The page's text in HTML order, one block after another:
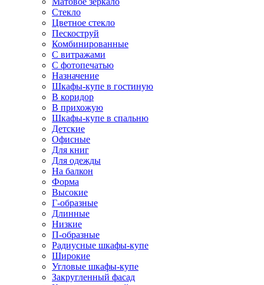
Стекло
Цветное стекло
Пескоструй
Комбинированные
С витражами
С фотопечатью
Назначение
Шкафы-купе в гостиную
В коридор
В прихожую
Шкафы-купе в спальню
Детские
Офисные
Для книг
Для одежды
На балкон
Форма
Высокие
Г-образные
Длинные
Низкие
П-образные
Радиусные шкафы-купе
Широкие
Угловые шкафы-купе
Закругленный фасад